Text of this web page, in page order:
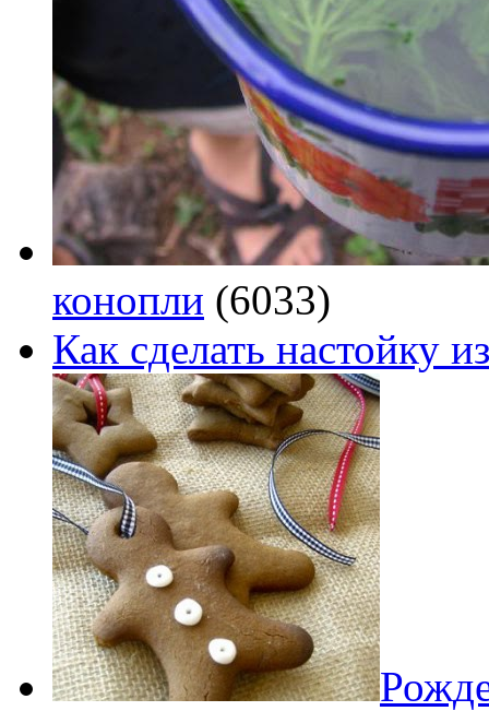
конопли (6033)
Как сделать настойку